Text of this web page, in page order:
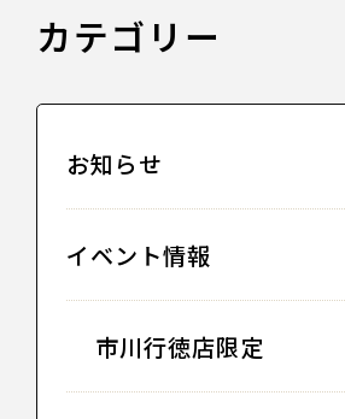
カテゴリー
お知らせ
イベント情報
市川行徳店限定